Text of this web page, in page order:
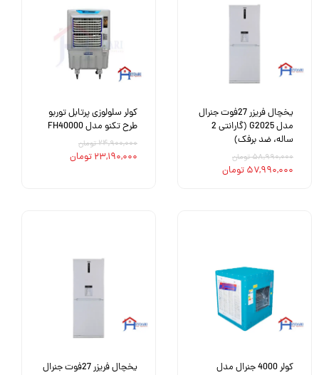
یخچال فریزر 27فوت جنرال
مدل G2025 (گارانتی 2
ساله، ضد برفک)
۵۸,۹۹۰,۰۰۰ تومان
۵۷,۹۹۰,۰۰۰ تومان
کولر سلولوزی پرتابل توربو
طرح تکنو مدل FH40000
۲۴,۹۰۰,۰۰۰ تومان
۲۳,۱۹۰,۰۰۰ تومان
کولر 4000 جنرال مدل
یخچال فریزر 27فوت جنرال